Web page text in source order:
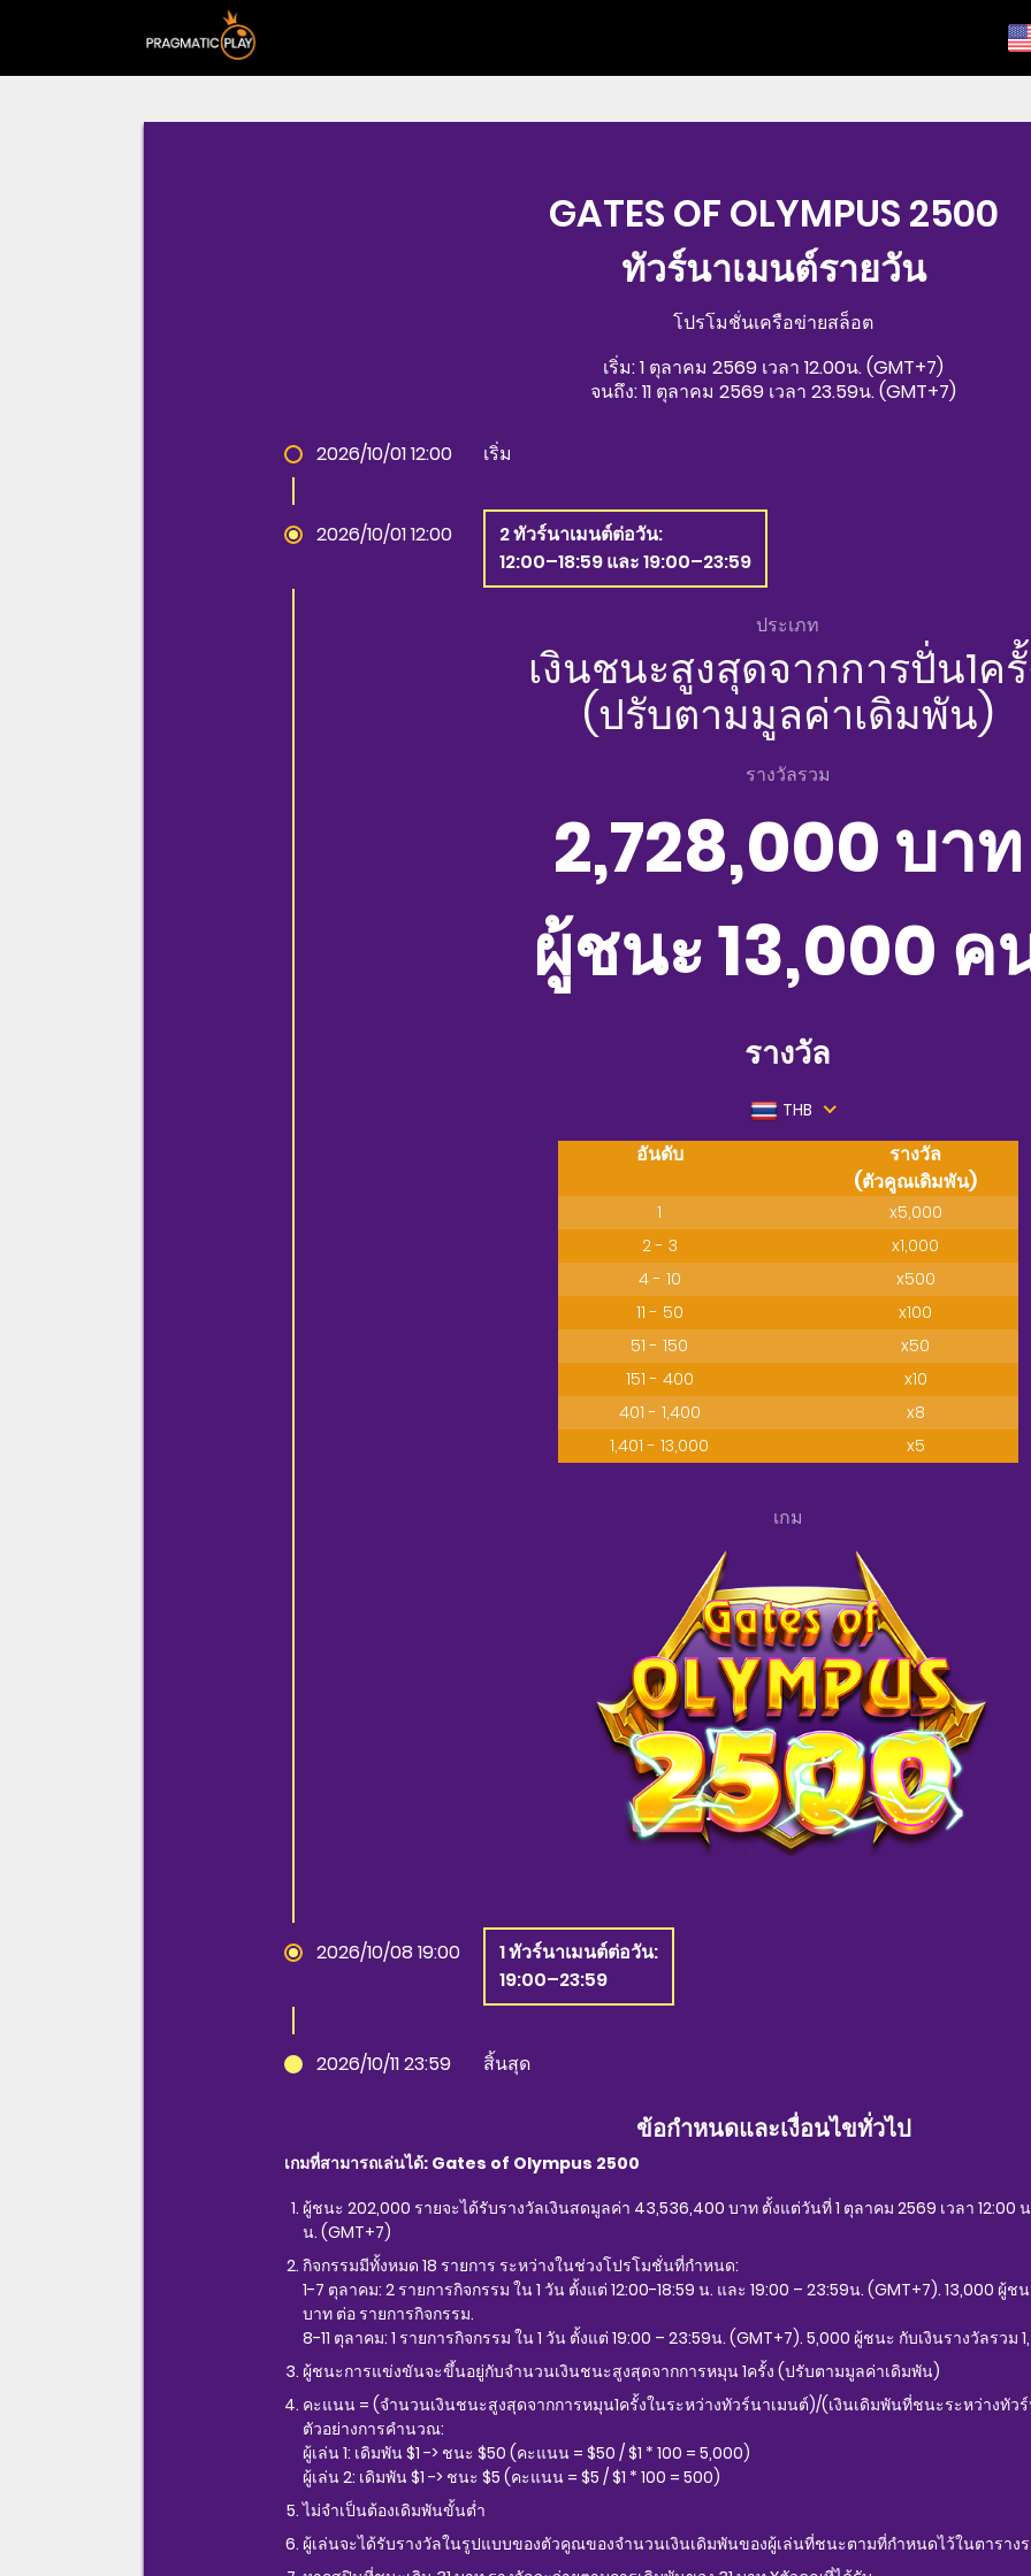
GATES OF OLYMPUS 2500
ทัวร์นาเมนต์รายวัน
โปรโมชั่นเครือข่ายสล็อต
เริ่ม: 1 ตุลาคม 2569 เวลา 12.00น. (GMT+7)
จนถึง: 11 ตุลาคม 2569 เวลา 23.59น. (GMT+7)
2026/10/01 12:00 เริ่ม
2026/10/01 12:00
2 ทัวร์นาเมนต์ต่อวัน:
12:00–18:59 และ 19:00–23:59
ประเภท
เงินชนะสูงสุดจากการปั่น1ค
(ปรับตามมูลค่าเดิมพัน)
รางวัลรวม
2,728,000 บาท
ผู้ชนะ 13,000 ค
รางวัล
THB
อันดับ
รางวัล
(ตัวคูณเดิมพัน)
1
x5,000
2 - 3
x1,000
4 - 10
x500
11 - 50
x100
51 - 150
x50
151 - 400
x10
401 - 1,400
x8
1,401 - 13,000
x5
เกม
2026/10/08 19:00
1 ทัวร์นาเมนต์ต่อวัน:
19:00–23:59
2026/10/11 23:59 สิ้นสุด
ข้อกำหนดและเงื่อนไขทั่วไป
เกมที่สามารถเล่นได้: Gates of Olympus 2500
ผู้ชนะ 202,000 รายจะได้รับรางวัลเงินสดมูลค่า 43,536,400 บาท ตั้งแต่วันที่ 1 ตุลาคม 2569 เวลา 12:00 น
น. (GMT+7)
กิจกรรมมีทั้งหมด 18 รายการ ระหว่างในช่วงโปรโมชั่นที่กำหนด:
1-7 ตุลาคม: 2 รายการกิจกรรม ใน 1 วัน ตั้งแต่ 12:00-18:59 น. และ 19:00 – 23:59น. (GMT+7). 13,000 ผู้
บาท ต่อ รายการกิจกรรม.
8-11 ตุลาคม: 1 รายการกิจกรรม ใน 1 วัน ตั้งแต่ 19:00 – 23:59น. (GMT+7). 5,000 ผู้ชนะ กับเงินรางวัลรวม
ผู้ชนะการแข่งขันจะขึ้นอยู่กับจำนวนเงินชนะสูงสุดจากการหมุน 1ครั้ง (ปรับตามมูลค่าเดิมพัน)
คะแนน = (จำนวนเงินชนะสูงสุดจากการหมุน1ครั้งในระหว่างทัวร์นาเมนต์)/(เงินเดิมพันที่ชนะระหว่างทัว
ตัวอย่างการคำนวณ:
ผู้เล่น 1: เดิมพัน $1 -> ชนะ $50 (คะแนน = $50 / $1 * 100 = 5,000)
ผู้เล่น 2: เดิมพัน $1 -> ชนะ $5 (คะแนน = $5 / $1 * 100 = 500)
ไม่จำเป็นต้องเดิมพันขั้นต่ำ
ผู้เล่นจะได้รับรางวัลในรูปแบบของตัวคูณของจำนวนเงินเดิมพันของผู้เล่นที่ชนะตามที่กำหนดไว้ในตาราง